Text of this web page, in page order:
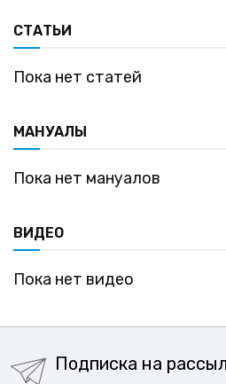
СТАТЬИ
Пока нет статей
МАНУАЛЫ
Пока нет мануалов
ВИДЕО
Пока нет видео
Подписка на